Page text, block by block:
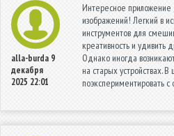
alla-burda 9
декабря
2025 22:01
Интересное приложение
изображений! Легкий в
инструментов для
креативность и удивить
Однако иногда
на старых устройствах.
поэкспериментировать с